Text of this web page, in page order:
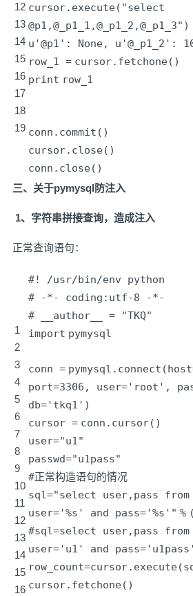
12
13
14
15
16
17
18
19
cursor.execute( "select
@p1,@_p1_1,@_p1_2,@_p1_3"
u'@p1': None, u'@_p1_2':
row_1 = cursor.fetchone()
print row_1
conn.commit()
cursor.close()
conn.close()
三、关于pymysql防注入
1、字符串拼接查询，造成注入
正常查询语句：
1
2
3
4
5
6
7
8
9
10
11
12
13
14
15
16
#! /usr/bin/env python
# -*- coding:utf-8 -*-
# __author__ = "TKQ"
import pymysql
conn = pymysql.connect(host
port=3306 , user='root' ,
db=' tkq1')
cursor = conn.cursor()
user="u1"
passwd="u1pass"
#正常构造语句的情况
sql="select user,pass from
user='%s' and pass='%s'" %
#sql=select user,pass from
user='u1' and pass='u1pass'
row_count=
cursor.fetchone()